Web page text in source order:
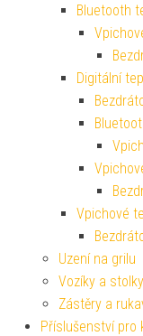
Bluetooth
Digitální
Vpichové
Uzení na grilu
Vozíky a
Zástěry a
Příslušenství pro